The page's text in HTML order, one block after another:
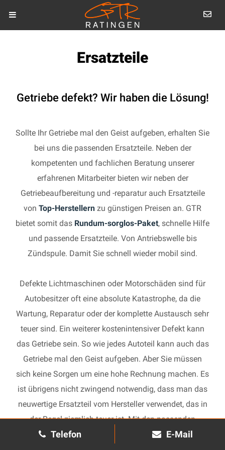
Telefon E-Mail
Ersatzteile
Getriebe defekt? Wir haben die Lösung!
Sollte Ihr Getriebe mal den Geist aufgeben, erhalten Sie
bei uns die passenden Ersatzteile. Neben der
kompetenten und fachlichen Beratung unserer
erfahrenen Mitarbeiter bieten wir neben der
Getriebeaufbereitung und -reparatur auch Ersatzteile
von Top-Herstellern zu günstigen Preisen an. GTR
bietet somit das Rundum-sorglos-Paket, schnelle Hilfe
und passende Ersatzteile. Von Antriebswelle bis
Zündspule. Damit Sie schnell wieder mobil sind.
Defekte Lichtmaschinen oder Motorschäden sind für
Autobesitzer oft eine absolute Katastrophe, da die
Wartung, Reparatur oder der komplette Austausch sehr
teuer sind. Ein weiterer kostenintensiver Defekt kann
das Getriebe sein. So wie jedes Autoteil kann auch das
Getriebe mal den Geist aufgeben. Aber Sie müssen
sich keine Sorgen um eine hohe Rechnung machen. Es
ist übrigens nicht zwingend notwendig, dass man das
neuwertige Ersatzteil vom Hersteller verwendet, das in
der Regel ziemlich teuer ist. Mit den passenden
Ersatzteilen kann jedes gebrauchte Getriebe schnell